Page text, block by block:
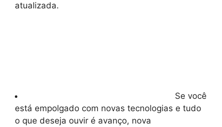
atualizada.
Se você
está empolgado com novas tecnologias e tudo
o que deseja ouvir é avanço, nova